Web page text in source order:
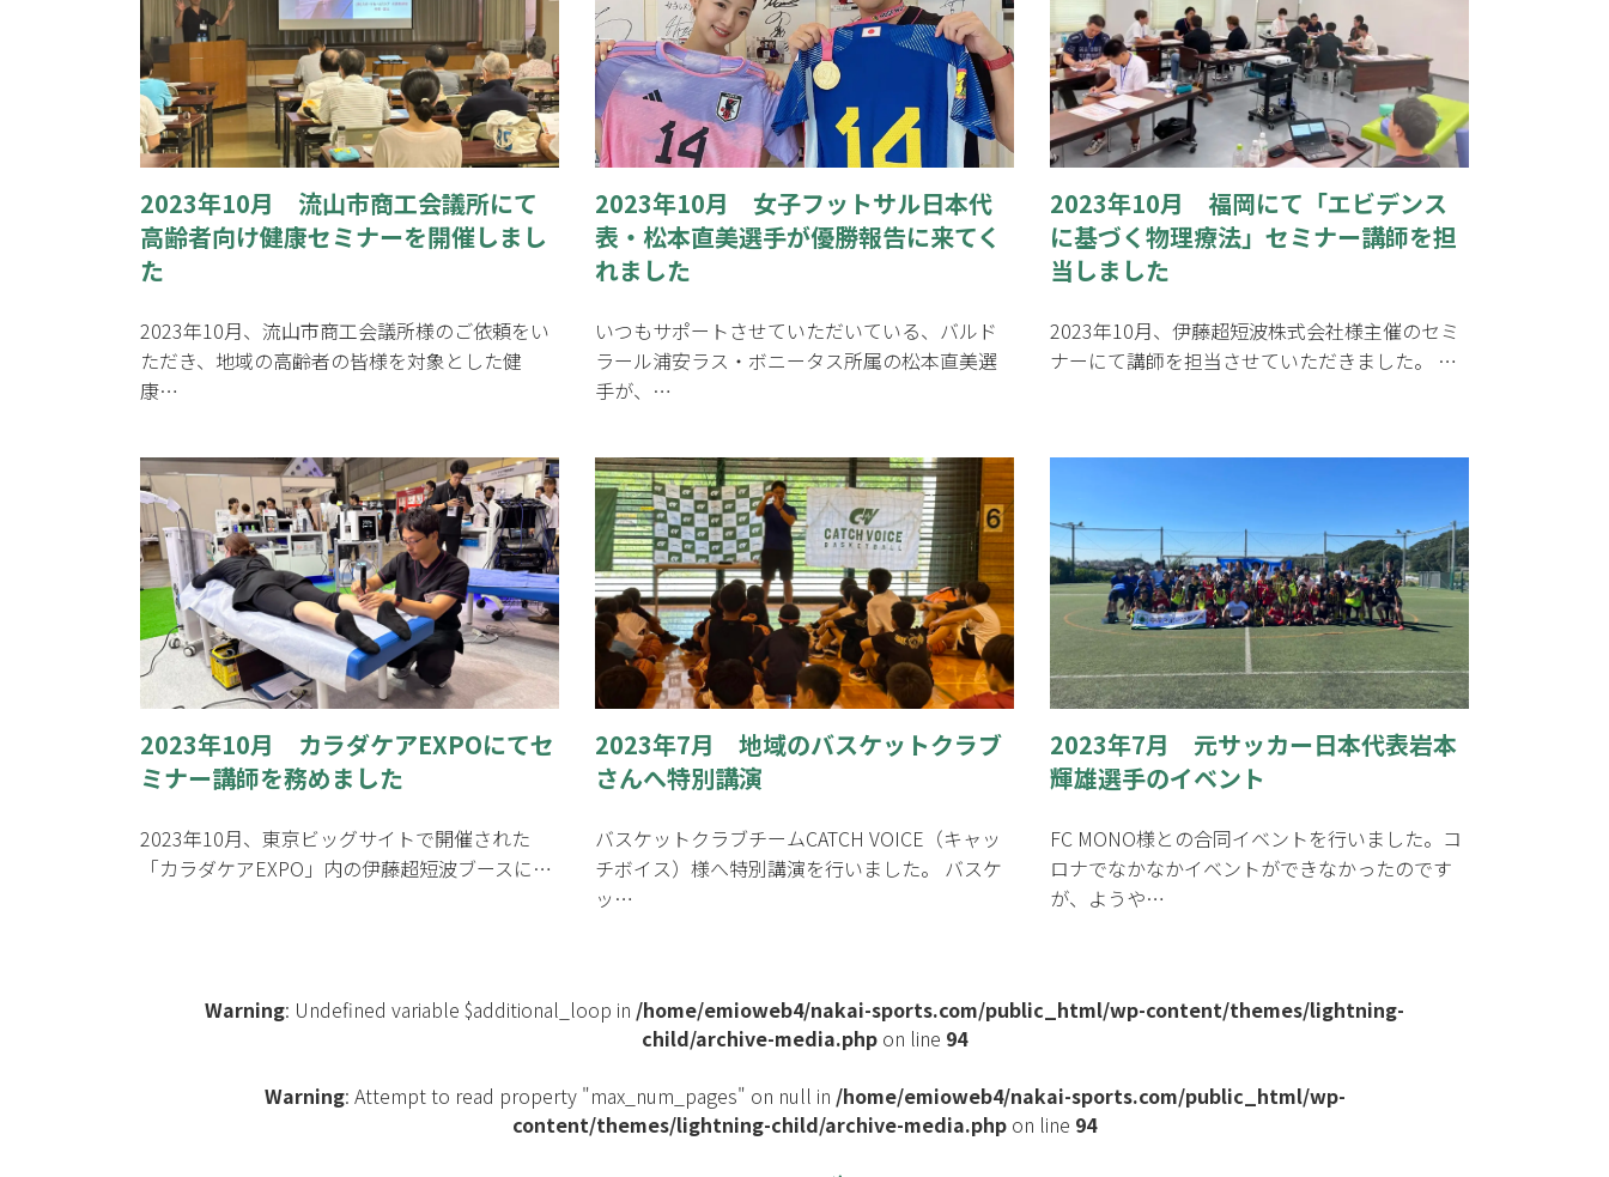
2023年10月 流山市商工会議所にて
高齢者向け健康セミナーを開催しまし
た
2023年10月、流山市商工会議所様のご依頼をい
ただき、地域の高齢者の皆様を対象とした健
康…
2023年10月 女子フットサル日本代
表・松本直美選手が優勝報告に来てく
れました
いつもサポートさせていただいている、バルド
ラール浦安ラス・ボニータス所属の松本直美選
手が、…
2023年10月 福岡にて「エビデンス
に基づく物理療法」セミナー講師を担
当しました
2023年10月、伊藤超短波株式会社様主催のセミ
ナーにて講師を担当させていただきました。 …
2023年10月 カラダケアEXPOにてセ
ミナー講師を務めました
2023年10月、東京ビッグサイトで開催された
「カラダケアEXPO」内の伊藤超短波ブースに…
2023年7月 地域のバスケットクラブ
さんへ特別講演
バスケットクラブチームCATCH VOICE（キャッ
チボイス）様へ特別講演を行いました。 バスケ
ッ…
2023年7月 元サッカー日本代表岩本
輝雄選手のイベント
FC MONO様との合同イベントを行いました。コ
ロナでなかなかイベントができなかったのです
が、ようや…
Warning: Undefined variable $additional_loop in /home/emioweb4/nakai-sports.com/public_html/wp-content/themes/lightning-
child/archive-media.php on line 94
Warning: Attempt to read property "max_num_pages" on null in /home/emioweb4/nakai-sports.com/public_html/wp-
content/themes/lightning-child/archive-media.php on line 94